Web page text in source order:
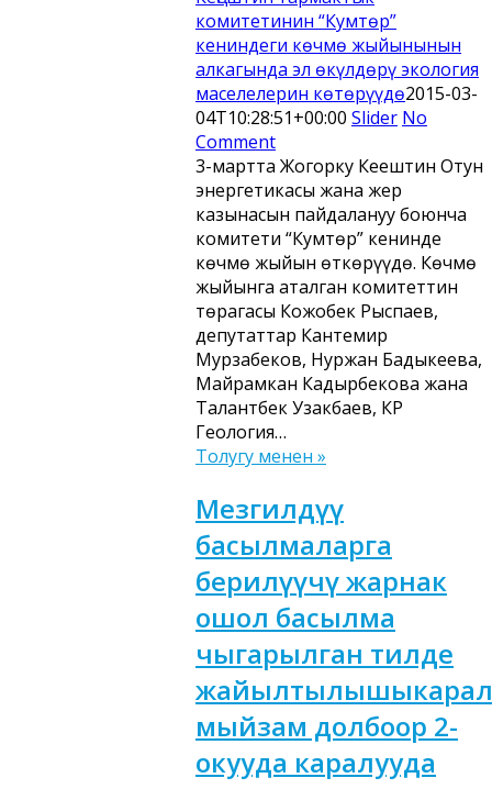
комитетинин “Кумтөр”
кениндеги көчмө жыйынынын
алкагында эл өкүлдөрү экология
маселелерин көтөрүүдө2015-03-
04T10:28:51+00:00 Slider No
Comment
3-мартта Жогорку Кеңештин Отун
энергетикасы жана жер
казынасын пайдалануу боюнча
комитети “Кумтөр” кенинде
көчмө жыйын өткөрүүдө. Көчмө
жыйынга аталган комитеттин
төрагасы Кожобек Рыспаев,
депутаттар Кантемир
Мурзабеков, Нуржан Бадыкеева,
Майрамкан Кадырбекова жана
Талантбек Узакбаев, КР
Геология…
Толугу менен »
Мезгилдүү
басылмаларга
берилүүчү жарнак
ошол басылма
чыгарылган тилде
мыйзам долбоор 2-
окууда каралууда